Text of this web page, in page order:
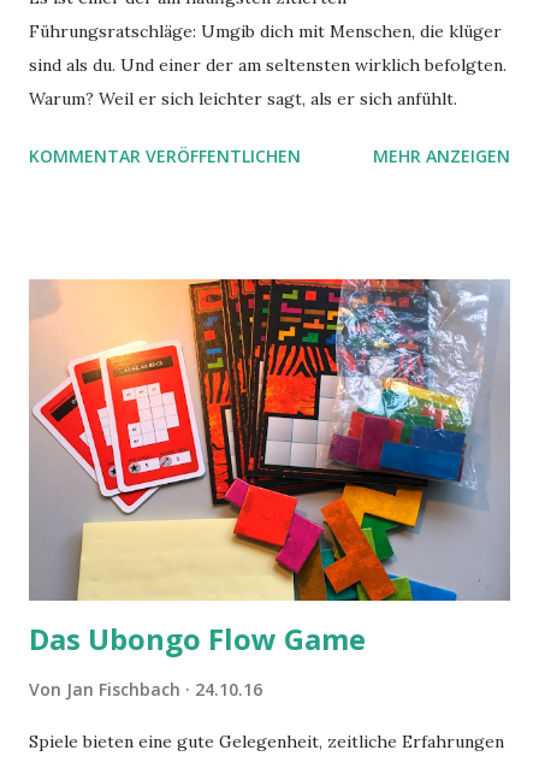
Führungsratschläge: Umgib dich mit Menschen, die klüger
sind als du. Und einer der am seltensten wirklich befolgten.
Warum? Weil er sich leichter sagt, als er sich anfühlt.
KOMMENTAR VERÖFFENTLICHEN MEHR ANZEIGEN
Das Ubongo Flow Game
Von Jan Fischbach 24.10.16
Spiele bieten eine gute Gelegenheit, zeitliche Erfahrungen